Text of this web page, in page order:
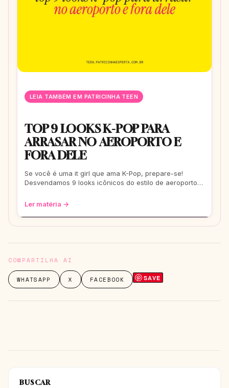
LEIA TAMBÉM EM PATRICINHA TEEN
TOP 9 LOOKS K-POP PARA
ARRASAR NO AEROPORTO E
FORA DELE
Se você é uma it girl que ama K-Pop, prepare-se!
Desvendamos 9 looks icônicos do estilo de aeroporto
Ler matéria →
COMPARTILHA AI
WHATSAPP X FACEBOOK SAVE
BUSCAR